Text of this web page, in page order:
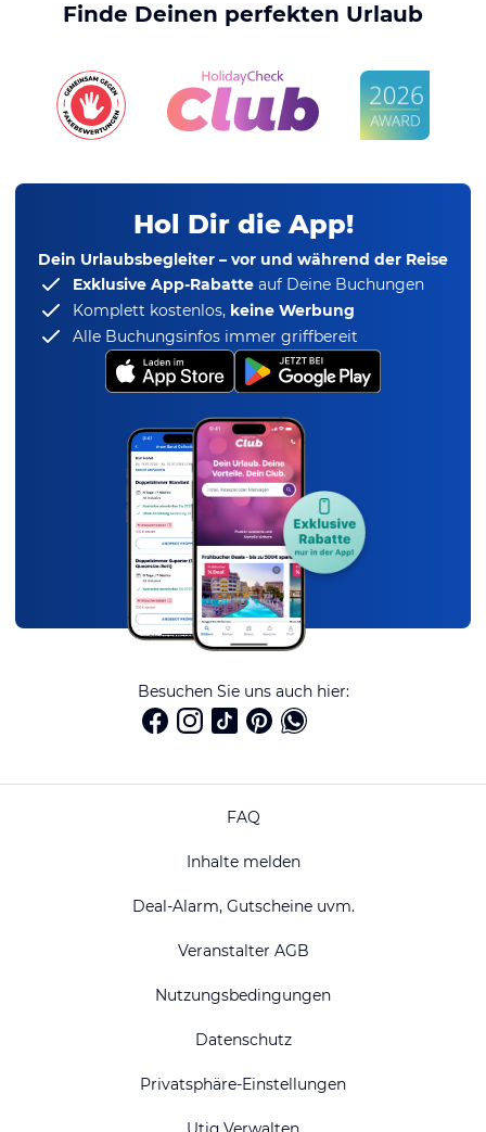
Finde Deinen perfekten Urlaub
Hol Dir die App!
Dein Urlaubsbegleiter – vor und während der Reise
Exklusive App-Rabatte auf Deine Buchungen
Komplett kostenlos, keine Werbung
Alle Buchungsinfos immer griffbereit
Besuchen Sie uns auch hier:
FAQ
Inhalte melden
Deal-Alarm, Gutscheine uvm.
Veranstalter AGB
Nutzungsbedingungen
Datenschutz
Privatsphäre-Einstellungen